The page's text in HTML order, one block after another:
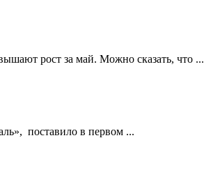
рост за май. Можно сказать, что ...
поставило в первом ...